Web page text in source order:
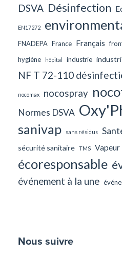
DSVA Désinfection
EN17272
FNADEPA France Français
hygiène hôpital industrie
NF T 72-110
nocomax nocospray
Normes DSVA
sanivap sans résidus
sécurité sanitaire TMS Vapeur
écoresponsable
événement à la une
Nous suivre